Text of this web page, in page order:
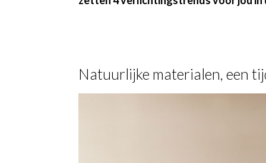
Natuurlijke materialen, een